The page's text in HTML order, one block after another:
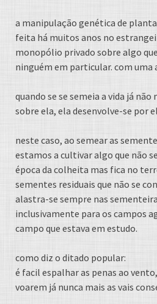
a manipulação genética de
feita há muitos anos no
monopólio privado sobre algo
ninguém em particular. com uma
quando se se semeia a vida já
sobre ela, ela desenvolve-se por
neste caso, ao semear as
estamos a cultivar algo que não
época da colheita mas fica no
sementes residuais que não se
alastra-se sempre nas
inclusivamente para os campos
campo que estava em estudo.
como diz o ditado popular:
é facil espalhar as penas ao
voarem já nunca mais as vais